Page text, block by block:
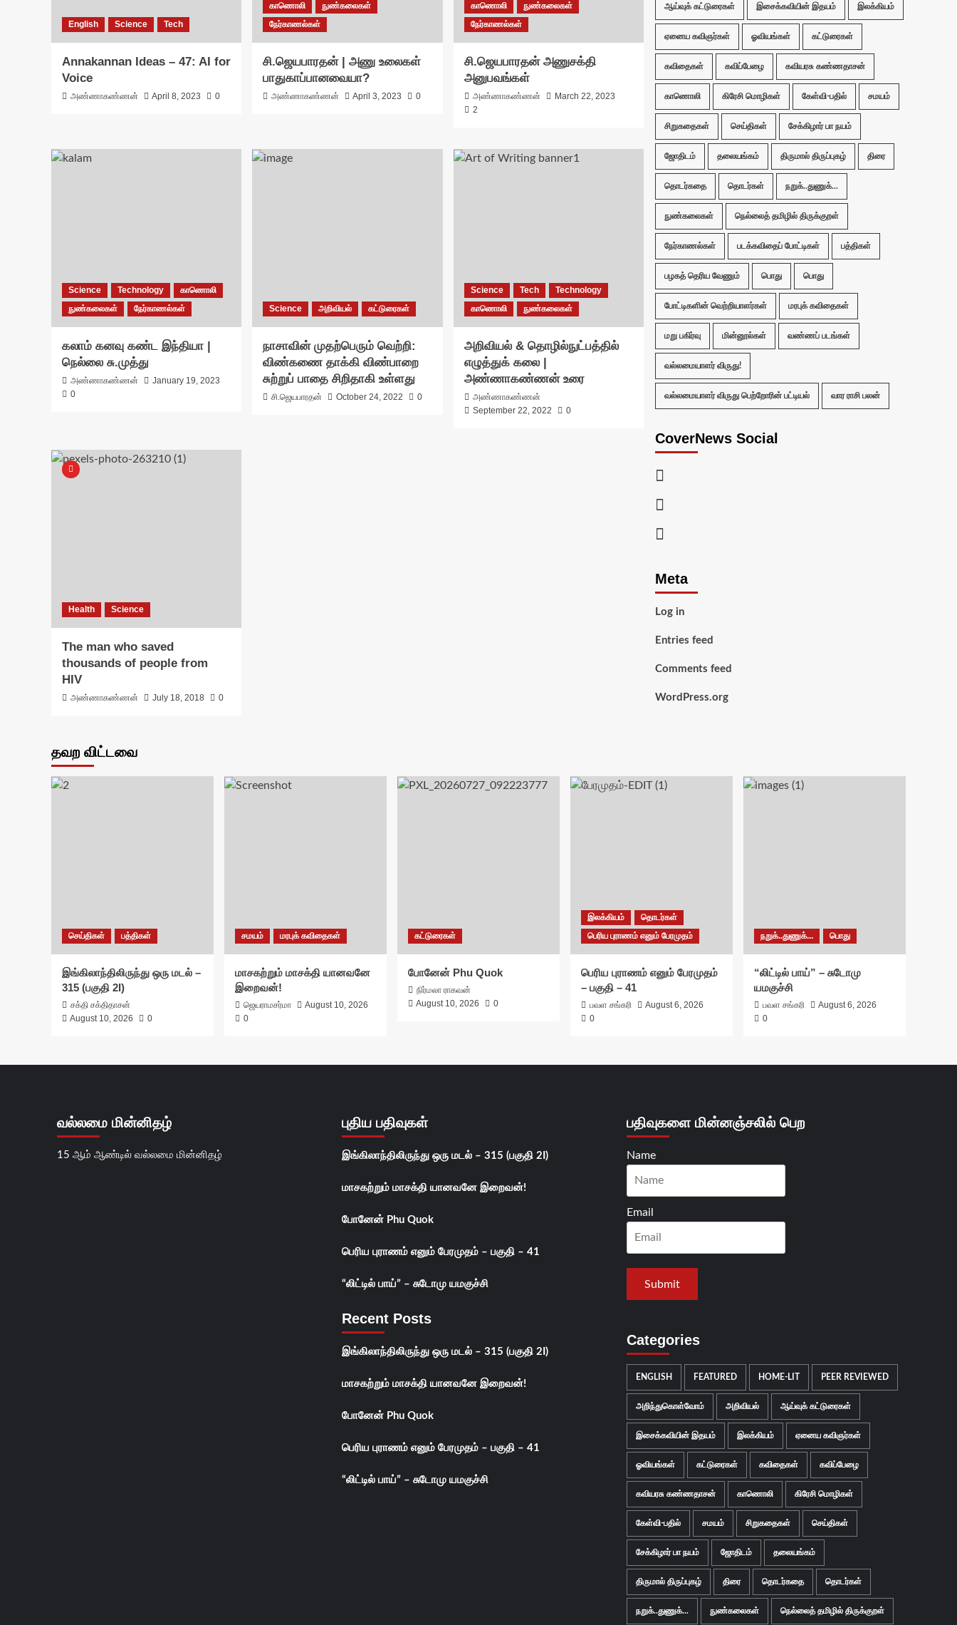
English Science Tech
Annakannan Ideas – 47: AI for
Voice
அண்ணாகண்ணன் April 8, 2023 0
காணொலி
நுண்கலைகள்
நேர்காணல்கள்
சி.ஜெயபாரதன் | அணு உலைகள்
பாதுகாப்பானவையா?
அண்ணாகண்ணன் April 3, 2023 0
காணொலி
நுண்கலைகள்
நேர்காணல்கள்
சி.ஜெயபாரதன் அணுசக்தி
அனுபவங்கள்
அண்ணாகண்ணன்
March 22, 2023
2
Science Technology
காணொலி
நுண்கலைகள்
நேர்காணல்கள்
கலாம் கனவு கண்ட இந்தியா |
நெல்லை சு.முத்து
அண்ணாகண்ணன்
January 19, 2023
0
Science அறிவியல் கட்டுரைகள்
நாசாவின் முதற்பெரும் வெற்றி:
விண்கணை தாக்கி விண்பாறை
சுற்றுப் பாதை சிறிதாகி உள்ளது
சி.ஜெயபாரதன் October 24, 2022 0
Science Tech
Technology
காணொலி
நுண்கலைகள்
அறிவியல் & தொழில்நுட்பத்தில்
எழுத்துக் கலை |
அண்ணாகண்ணன் உரை
அண்ணாகண்ணன்
September 22, 2022
0
Health Science
The man who saved
thousands of people from
HIV
அண்ணாகண்ணன் July 18, 2018 0
ஆய்வுக் கட்டுரைகள் இசைக்கவியின் இதயம் இலக்கியம்
ஏனைய கவிஞர்கள் ஓவியங்கள் கட்டுரைகள்
கவிதைகள் கவிப்பேழை கவியரசு கண்ணதாசன்
காணொலி கிரேசி மொழிகள் கேள்வி-பதில் சமயம்
சிறுகதைகள் செய்திகள் சேக்கிழார் பா நயம்
ஜோதிடம் தலையங்கம் திருமால் திருப்புகழ் திரை
தொடர்கதை தொடர்கள் நறுக்..துணுக்...
நுண்கலைகள் நெல்லைத் தமிழில் திருக்குறள்
நேர்காணல்கள் படக்கவிதைப் போட்டிகள் பத்திகள்
பழகத் தெரிய வேணும் பொது பொது
போட்டிகளின் வெற்றியாளர்கள் மரபுக் கவிதைகள்
மறு பகிர்வு மின்னூல்கள் வண்ணப் படங்கள்
வல்லமையாளர் விருது!
வல்லமையாளர் விருது பெற்றோரின் பட்டியல் வார ராசி பலன்
CoverNews Social
Meta
Log in
Entries feed
Comments feed
WordPress.org
தவற விட்டவை
செய்திகள் பத்திகள்
இங்கிலாந்திலிருந்து ஒரு மடல் –
315 (பகுதி 2I)
சக்தி சக்திதாசன்
August 10, 2026
0
சமயம் மரபுக் கவிதைகள்
மாசகற்றும் மாசக்தி யானவனே
இறைவன்!
ஜெயராமசர்மா
August 10, 2026
0
கட்டுரைகள்
போனேன் Phu Quok
நிர்மலா ராகவன்
August 10, 2026
0
இலக்கியம்
தொடர்கள்
பெரிய புராணம் எனும் பேரமுதம்
பெரிய புராணம் எனும் பேரமுதம்
– பகுதி – 41
பவள சங்கரி
August 6, 2026
0
நறுக்..துணுக்... பொது
“லிட்டில் பாய்” – சுடோமு
யமகுச்சி
பவள சங்கரி
August 6, 2026
0
வல்லமை மின்னிதழ்
15 ஆம் ஆண்டில் வல்லமை மின்னிதழ்
புதிய பதிவுகள்
இங்கிலாந்திலிருந்து ஒரு மடல் – 315 (பகுதி 2I)
மாசகற்றும் மாசக்தி யானவனே இறைவன்!
போனேன் Phu Quok
பெரிய புராணம் எனும் பேரமுதம் – பகுதி – 41
“லிட்டில் பாய்” – சுடோமு யமகுச்சி
Recent Posts
இங்கிலாந்திலிருந்து ஒரு மடல் – 315 (பகுதி 2I)
மாசகற்றும் மாசக்தி யானவனே இறைவன்!
போனேன் Phu Quok
பெரிய புராணம் எனும் பேரமுதம் – பகுதி – 41
“லிட்டில் பாய்” – சுடோமு யமகுச்சி
பதிவுகளை மின்னஞ்சலில் பெற
Name
Email
Categories
ENGLISH FEATURED HOME-LIT PEER REVIEWED
அறிந்துகொள்வோம் அறிவியல் ஆய்வுக் கட்டுரைகள்
இசைக்கவியின் இதயம் இலக்கியம் ஏனைய கவிஞர்கள்
ஓவியங்கள் கட்டுரைகள் கவிதைகள் கவிப்பேழை
கவியரசு கண்ணதாசன் காணொலி கிரேசி மொழிகள்
கேள்வி-பதில் சமயம் சிறுகதைகள் செய்திகள்
சேக்கிழார் பா நயம் ஜோதிடம் தலையங்கம்
திருமால் திருப்புகழ் திரை தொடர்கதை தொடர்கள்
நறுக்..துணுக்... நுண்கலைகள் நெல்லைத் தமிழில் திருக்குறள்